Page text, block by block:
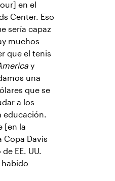
en el
Center. Eso
sería capaz
muchos
que el tenis
y
una
que se
a los
educación.
[en la
Copa Davis
EE. UU.
habido